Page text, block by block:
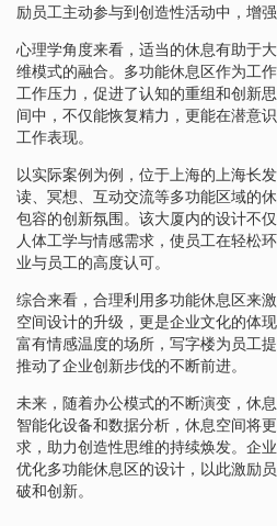
励员工主动参与到创造性活动中，增
心理学角度来看，适当的休息有助于
维模式的融合。多功能休息区作为工
工作压力，促进了认知的重组和创新
间中，不仅能恢复精力，更能在潜意
工作表现。
以实际案例为例，位于上海的上海长
读、冥想、互动交流等多功能区域的
包容的创新氛围。该大厦内的设计不
人体工学与情感需求，使员工在轻松
业与员工的高度认可。
综合来看，合理利用多功能休息区来
空间设计的升级，更是企业文化的体
富有情感温度的场所，写字楼为员工
推动了企业创新步伐的不断前进。
未来，随着办公模式的不断演变，休
智能化设备和数据分析，休息空间将
求，助力创造性思维的持续焕发。企
优化多功能休息区的设计，以此激励
破和创新。